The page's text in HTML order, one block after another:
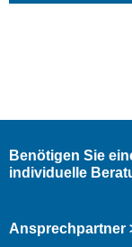
Benötigen Sie
individuelle
Ansprechpartner